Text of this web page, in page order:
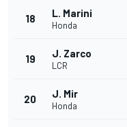
18 L. Marini
Honda
19 J. Zarco
LCR
20 J. Mir
Honda